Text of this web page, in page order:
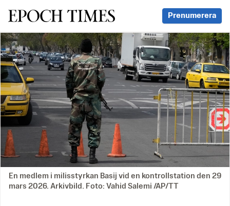
Svenska Epoch Times Prenumerera
En medlem i milisstyrkan Basij vid en kontrollstation den 29
mars 2026. Arkivbild. Foto: Vahid Salemi /AP/TT